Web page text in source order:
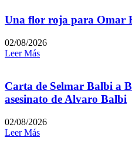
Una flor roja para Omar
02/08/2026
Leer Más
Carta de Selmar Balbi a
asesinato de Alvaro Balbi
02/08/2026
Leer Más